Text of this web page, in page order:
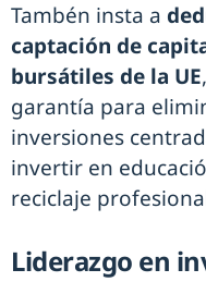
Tambén insta a
captación de
bursátiles de la UE
garantía para
inversiones
invertir en
reciclaje
Liderazgo en